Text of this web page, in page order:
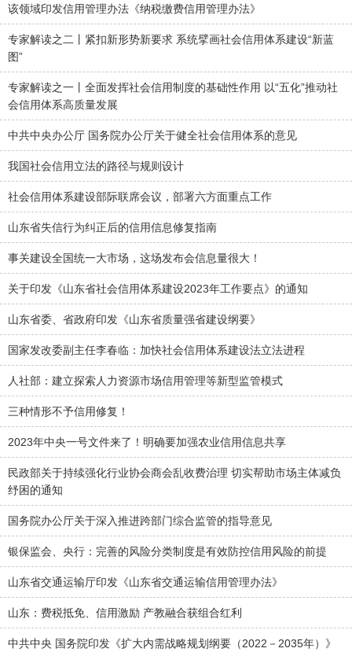
该领域印发信用管理办法《纳税缴费信用管理办法》
专家解读之二丨紧扣新形势新要求 系统擘画社会信用体系建设“新蓝
图”
专家解读之一丨全面发挥社会信用制度的基础性作用 以“五化”推动社
会信用体系高质量发展
中共中央办公厅 国务院办公厅关于健全社会信用体系的意见
我国社会信用立法的路径与规则设计
社会信用体系建设部际联席会议，部署六方面重点工作
山东省失信行为纠正后的信用信息修复指南
事关建设全国统一大市场，这场发布会信息量很大！
关于印发《山东省社会信用体系建设2023年工作要点》的通知
山东省委、省政府印发《山东省质量强省建设纲要》
国家发改委副主任李春临：加快社会信用体系建设法立法进程
人社部：建立探索人力资源市场信用管理等新型监管模式
三种情形不予信用修复！
2023年中央一号文件来了！明确要加强农业信用信息共享
民政部关于持续强化行业协会商会乱收费治理 切实帮助市场主体减负
纾困的通知
国务院办公厅关于深入推进跨部门综合监管的指导意见
银保监会、央行：完善的风险分类制度是有效防控信用风险的前提
山东省交通运输厅印发《山东省交通运输信用管理办法》
山东：费税抵免、信用激励 产教融合获组合红利
中共中央 国务院印发《扩大内需战略规划纲要（2022－2035年）》